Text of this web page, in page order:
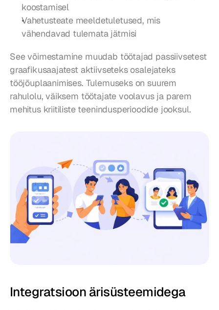
koostamisel
Vahetusteate meeldetuletused, mis
vähendavad tulemata jätmisi
See võimestamine muudab töötajad passiivsetest
graafikusaajatest aktiivseteks osalejateks
tööjõuplaanimises. Tulemuseks on suurem
rahulolu, väiksem töötajate voolavus ja parem
mehitus kriitiliste teenindusperioodide jooksul.
Integratsioon ärisüsteemidega